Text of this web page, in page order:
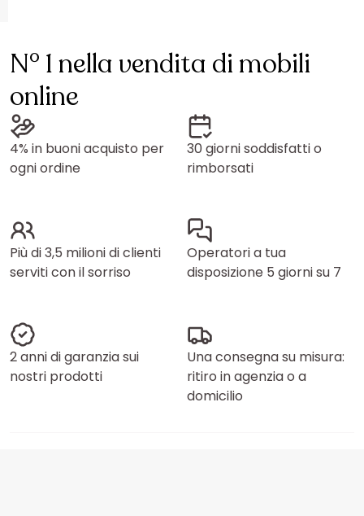
N° 1 nella vendita di mobili
online
4% in buoni acquisto per
ogni ordine
30 giorni soddisfatti o
rimborsati
Più di 3,5 milioni di clienti
serviti con il sorriso
Operatori a tua
disposizione 5 giorni su 7
2 anni di garanzia sui
nostri prodotti
Una consegna su misura:
ritiro in agenzia o a
domicilio